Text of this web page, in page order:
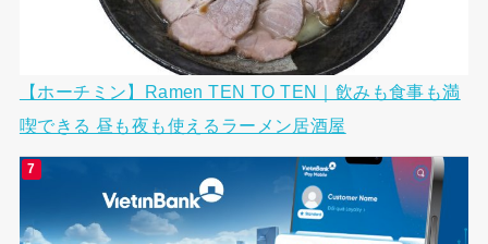
【ホーチミン】Ramen TEN TO TEN｜飲みも食事も満
喫できる 昼も夜も使えるラーメン居酒屋